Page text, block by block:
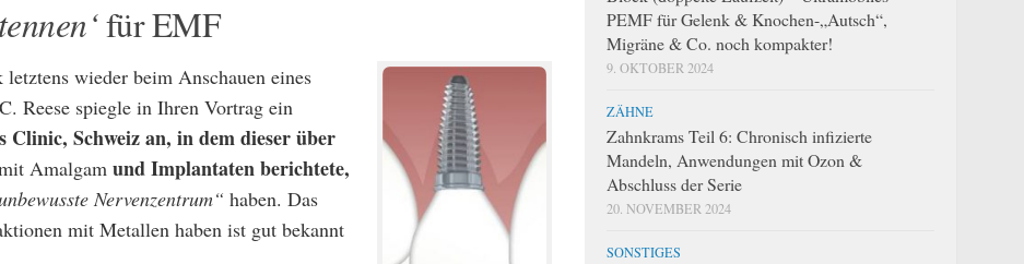
für EMF
wieder beim Anschauen eines
Reese spiegle in Ihren Vortrag ein
Clinic, Schweiz an, in dem dieser über
Amalgam und Implantaten berichtete,
Nervenzentrum“ haben. Das
mit Metallen haben ist gut bekannt
PEMF für Gelenk & Knochen-„Autsch“,
Migräne & Co. noch kompakter!
9. OKTOBER 2024
ZÄHNE
Zahnkrams Teil 6: Chronisch infizierte
Mandeln, Anwendungen mit Ozon &
Abschluss der Serie
20. NOVEMBER 2024
SONSTIGES